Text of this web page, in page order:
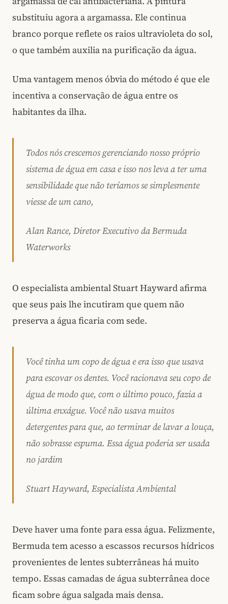
substituiu agora a argamassa. Ele continua
branco porque reflete os raios ultravioleta do sol,
o que também auxilia na purificação da água.
Uma vantagem menos óbvia do método é que ele
incentiva a conservação de água entre os
habitantes da ilha.
Todos nós crescemos gerenciando nosso próprio
sistema de água em casa e isso nos leva a ter uma
sensibilidade que não teríamos se simplesmente
viesse de um cano,
Alan Rance, Diretor Executivo da Bermuda
Waterworks
O especialista ambiental Stuart Hayward afirma
que seus pais lhe incutiram que quem não
preserva a água ficaria com sede.
Você tinha um copo de água e era isso que usava
para escovar os dentes. Você racionava seu copo de
água de modo que, com o último pouco, fazia a
última enxágue. Você não usava muitos
detergentes para que, ao terminar de lavar a louça,
não sobrasse espuma. Essa água poderia ser usada
no jardim
Stuart Hayward, Especialista Ambiental
Deve haver uma fonte para essa água. Felizmente,
Bermuda tem acesso a escassos recursos hídricos
provenientes de lentes subterrâneas há muito
tempo. Essas camadas de água subterrânea doce
ficam sobre água salgada mais densa.